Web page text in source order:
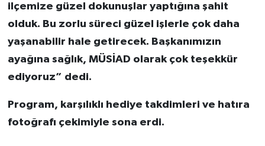
ilçemize güzel dokunuşlar yaptığına şahit
olduk. Bu zorlu süreci güzel işlerle çok daha
yaşanabilir hale getirecek. Başkanımızın
ayağına sağlık, MÜSİAD olarak çok teşekkür
ediyoruz” dedi.
Program, karşılıklı hediye takdimleri ve hatıra
fotoğrafı çekimiyle sona erdi.